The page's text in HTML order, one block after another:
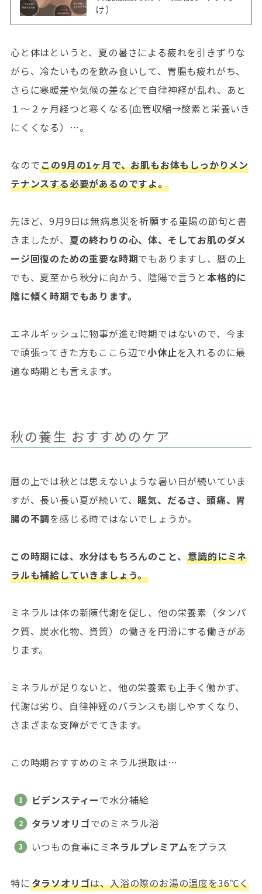
け）
心と体はというと、夏の暑さによる疲れを引きずりな
がら、冷たいものを飲み食いして、胃腸も疲れがち、
さらに寒暖差や気候の差などで自律神経が乱れ、あと
１～２ヶ月経つと寒くなる(血管収縮→酸素と栄養いき
にくくなる）…。
なのでこの9月の1ヶ月で、お肌もお体もしっかりメン
テナンスする必要があるのですよ。
先ほど、9月9日は無病息災を祈願する重陽の節句と書
きましたが、 夏の終わりの心、体、そしてお肌のダメ
ージ回復のための重要な時期でもありますし、暦の上
でも、夏至から秋分に向かう、陰陽で言うと本格的に
陰に傾く時期でもあります。
エネルギッシュに物事が進む時期ではないので、今ま
で頑張ってきた方もここら辺で小休止を入れるのに最
適な時期とも言えます。
秋の養生 おすすめのケア
暦の上では秋とは思えないような暑い日が続いていま
すが、長い長い夏が続いて、 眠気、だるさ、頭痛、胃
腸の不調を感じる時ではないでしょうか。
この時期には、水分はもちろんのこと、意識的にミネ
ラルも補給していきましょう。
ミネラルは体の新陳代謝を促し、他の栄養素（タンパ
ク質、炭水化物、資質）の働きを円滑にする働きがあ
ります。
ミネラルが足りないと、他の栄養素も上手く働かず、
代謝は劣り、自律神経のバランスも崩しやすくなり、
さまざまな支障がでてきます。
この時期おすすめのミネラル摂取は…
ビデンスティーで水分補給
タラソオリゴでのミネラル浴
いつもの食事にミ ネラルプレミアムをプラス
特にタラソオリゴは、入浴の際のお湯の温度を36℃く